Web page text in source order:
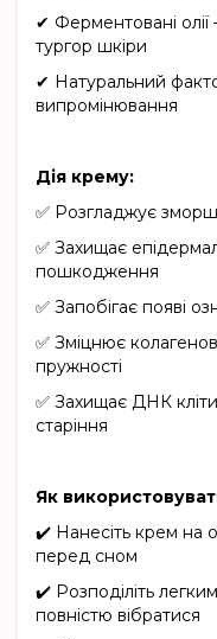
✔ Ферментовані
тургор шкіри
✔ Натуральний
випромінювання
Дія крему:
✅ Розгладжує
✅ Захищає
пошкодження
✅ Запобігає появі
✅ Зміцнює
пружності
✅ Захищає ДНК
старіння
Як
✔️ Нанесіть крем на
перед сном
✔️ Розподіліть
повністю вібратися